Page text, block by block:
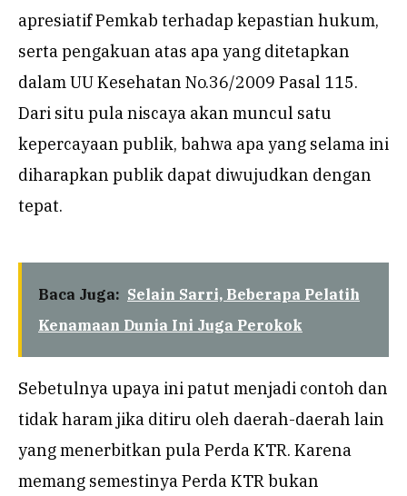
apresiatif Pemkab terhadap kepastian hukum,
serta pengakuan atas apa yang ditetapkan
dalam UU Kesehatan No.36/2009 Pasal 115.
Dari situ pula niscaya akan muncul satu
kepercayaan publik, bahwa apa yang selama ini
diharapkan publik dapat diwujudkan dengan
tepat.
Baca Juga: Selain Sarri, Beberapa Pelatih
Kenamaan Dunia Ini Juga Perokok
Sebetulnya upaya ini patut menjadi contoh dan
tidak haram jika ditiru oleh daerah-daerah lain
yang menerbitkan pula Perda KTR. Karena
memang semestinya Perda KTR bukan